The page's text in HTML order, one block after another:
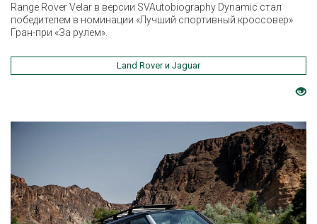
Range Rover Velar в версии SVAutobiography Dynamic стал
победителем в номинации «Лучший спортивный кроссовер»
Гран-при «За рулем».
Land Rover и Jaguar